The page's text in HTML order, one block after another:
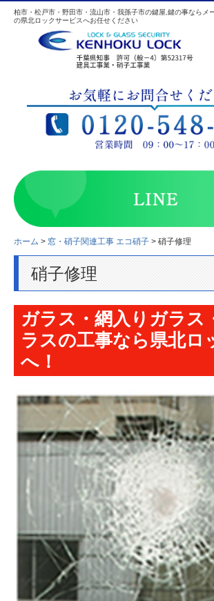
県北ロックサービスの特長
料金
よくある質問
鍵の基礎知識
会社概要
お問合せ
個人情報保護方針
鍵関連工事
マンション鍵・オートロック付
テンキー（キーレス錠）
戸建住宅の鍵交換
室内レバーハンドル
子鍵（合鍵）注文
柏市・松戸市・野田市・流山市・我孫子市の鍵屋,鍵の事ならメ
の県北ロックサービスへお任せください
ホーム 窓・硝子関連工事 エコ硝子 硝子修理
硝子修理
ガラス・網入りガラス
ラスの工事なら県北ロ
へ！